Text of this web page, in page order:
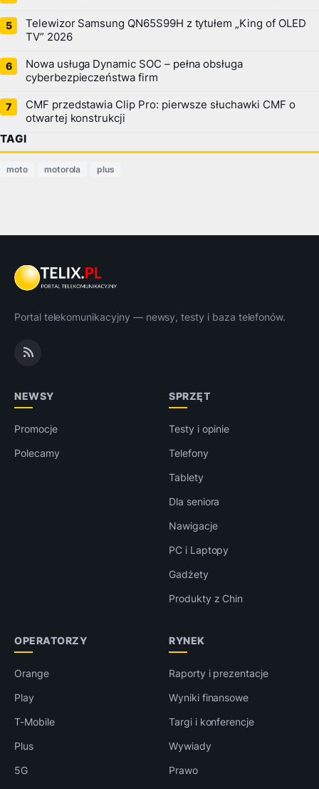
Telewizor Samsung QN65S99H z tytułem „King of OLED
TV” 2026
Nowa usługa Dynamic SOC – pełna obsługa
cyberbezpieczeństwa firm
CMF przedstawia Clip Pro: pierwsze słuchawki CMF o
otwartej konstrukcji
TAGI
moto motorola plus
Portal telekomunikacyjny — newsy, testy i baza telefonów.
NEWSY
Promocje
Polecamy
SPRZĘT
Testy i opinie
Telefony
Tablety
Dla seniora
Nawigacje
PC i Laptopy
Gadżety
Produkty z Chin
OPERATORZY
Orange
Play
T-Mobile
Plus
5G
RYNEK
Raporty i prezentacje
Wyniki finansowe
Targi i konferencje
Wywiady
Prawo